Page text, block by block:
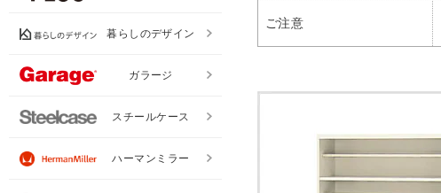
ご注意
暮らしのデザイン
ガラージ
スチールケース
ハーマンミラー